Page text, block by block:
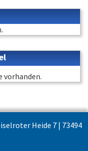
vorhanden.
Heide 7 | 73494